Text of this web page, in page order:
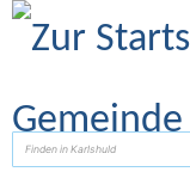
Zum Inhalt